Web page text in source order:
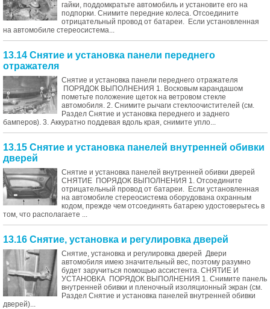
гайки, поддомкратьте автомобиль и установите его на
подпорки. Снимите передние колеса. Отсоедините
отрицательный провод от батареи. Если установленная
на автомобиле стереосистема...
13.14 Снятие и установка панели переднего
отражателя
Снятие и установка панели переднего отражателя
ПОРЯДОК ВЫПОЛНЕНИЯ 1. Восковым карандашом
пометьте положение щеток на ветровом стекле
автомобиля. 2. Снимите рычаги стеклоочистителей (см.
Раздел Снятие и установка переднего и заднего
бамперов). 3. Аккуратно поддевая вдоль края, снимите упло...
13.15 Снятие и установка панелей внутренней обивки
дверей
Снятие и установка панелей внутренней обивки дверей
СНЯТИЕ ПОРЯДОК ВЫПОЛНЕНИЯ 1. Отсоедините
отрицательный провод от батареи. Если установленная
на автомобиле стереосистема оборудована охранным
кодом, прежде чем отсоединять батарею удостоверьтесь в
том, что располагаете ...
13.16 Снятие, установка и регулировка дверей
Снятие, установка и регулировка дверей Двери
автомобиля имею значительный вес, поэтому разумно
будет заручиться помощью ассистента. СНЯТИЕ И
УСТАНОВКА ПОРЯДОК ВЫПОЛНЕНИЯ 1. Снимите панель
внутренней обивки и пленочный изоляционный экран (см.
Раздел Снятие и установка панелей внутренней обивки
дверей)...